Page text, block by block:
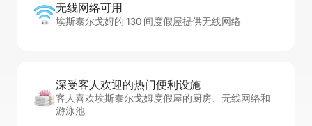
无线网络可用
埃斯泰尔戈姆的 130 间度假屋提供无线网络
深受客人欢迎的热门便利设施
客人喜欢埃斯泰尔戈姆度假屋的厨房、无线网络和
游泳池